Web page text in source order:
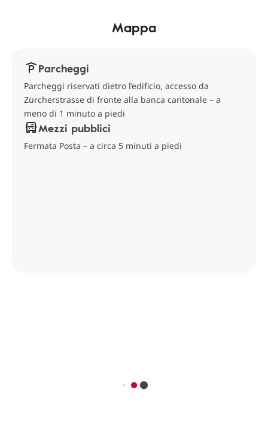
Mappa
Parcheggi
Parcheggi riservati dietro l’edificio, accesso da
Zürcherstrasse di fronte alla banca cantonale – a
meno di 1 minuto a piedi
Mezzi pubblici
Fermata Posta – a circa 5 minuti a piedi